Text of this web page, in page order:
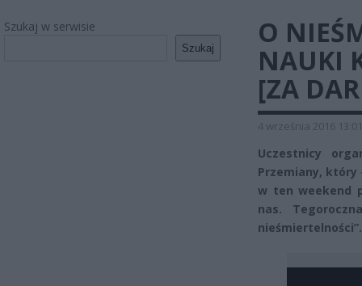
Szukaj w serwisie
Szukaj
O
NAUKI
[ZA
4 września 2016 13:01
Uczestnicy
Przemiany, który
w ten weekend
nas.
nieśmiertelności”.